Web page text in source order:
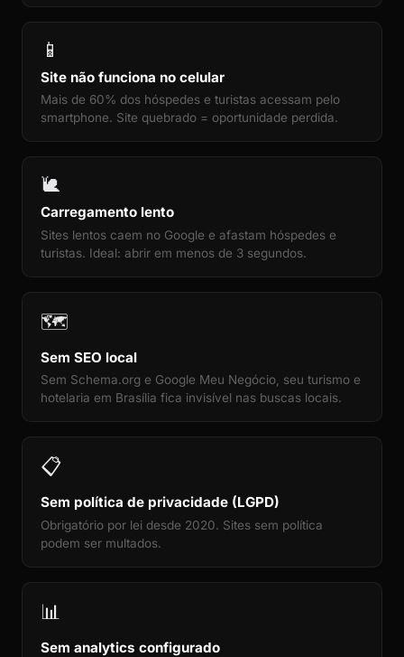
📱
Site não funciona no celular
Mais de 60% dos hóspedes e turistas acessam pelo
smartphone. Site quebrado = oportunidade perdida.
🐌
Carregamento lento
Sites lentos caem no Google e afastam hóspedes e
turistas. Ideal: abrir em menos de 3 segundos.
🗺️
Sem SEO local
Sem Schema.org e Google Meu Negócio, seu turismo e
hotelaria em Brasília fica invisível nas buscas locais.
📋
Sem política de privacidade (LGPD)
Obrigatório por lei desde 2020. Sites sem política
podem ser multados.
📊
Sem analytics configurado